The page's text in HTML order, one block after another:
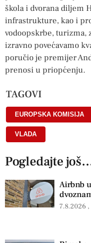
škola i dvorana diljem
infrastrukture, kao i
vodoopskrbe, turizma,
izravno povećavamo
poručio je premijer
prenosi u priopćenju.
TAGOVI
EUROPSKA KOMISIJA
VLADA
Pogledajte
Airbnb
7.8.2026